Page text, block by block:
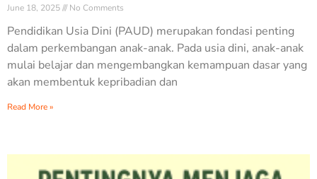
June 18, 2025 No Comments
Pendidikan Usia Dini (PAUD) merupakan fondasi penting
dalam perkembangan anak-anak. Pada usia dini, anak-anak
mulai belajar dan mengembangkan kemampuan dasar yang
akan membentuk kepribadian dan
Read More »